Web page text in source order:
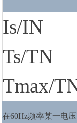
Is/IN
Ts/TN
Tmax/
在60Hz频率某一电